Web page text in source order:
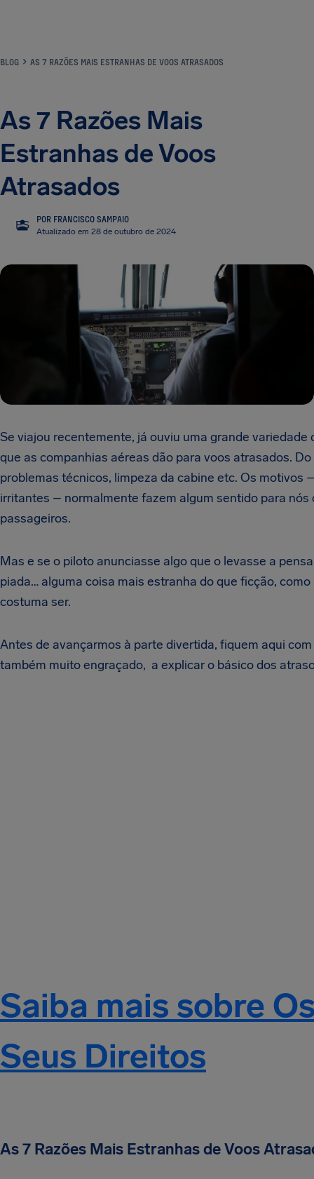
BLOG AS 7 RAZÕES MAIS ESTRANHAS DE VOOS ATRASADOS
As 7 Razões Mais
Estranhas de Voos
Atrasados
FS
POR FRANCISCO SAMPAIO
Atualizado em 28 de outubro de 2024
Se viajou recentemente, já ouviu uma grande variedade
que as companhias aéreas dão para voos atrasados.
problemas técnicos, limpeza da cabine etc. Os motivos
irritantes – normalmente fazem algum sentido para nós
passageiros.
Mas e se o piloto anunciasse algo que o levasse a
piada… alguma coisa mais estranha do que ficção, como
costuma ser.
Antes de avançarmos à parte divertida, fiquem aqui
também muito engraçado, a explicar o básico dos
Saiba mais sobre
Seus Direitos
As 7 Razões Mais Estranhas de Voos